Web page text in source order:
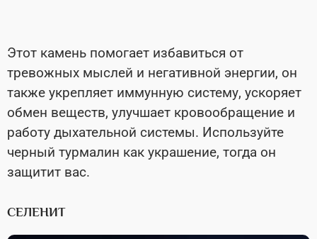
Этот камень помогает избавиться от
тревожных мыслей и негативной энергии, он
также укрепляет иммунную систему, ускоряет
обмен веществ, улучшает кровообращение и
работу дыхательной системы. Используйте
черный турмалин как украшение, тогда он
защитит вас.
СЕЛЕНИТ